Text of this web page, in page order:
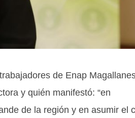
de Enap
y quién manifestó: “en
de la región y en asumir el